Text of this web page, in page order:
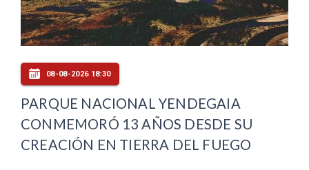
08-08-2026 18:30
PARQUE NACIONAL YENDEGAIA
CONMEMORÓ 13 AÑOS DESDE SU
CREACIÓN EN TIERRA DEL FUEGO